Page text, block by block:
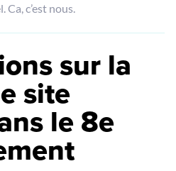
c’est nous.
sur la
site
le 8e